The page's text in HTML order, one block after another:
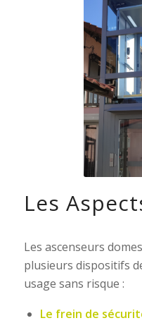
Les
Les ascenseurs
plusieurs dispositifs
usage sans risque :
Le frein de